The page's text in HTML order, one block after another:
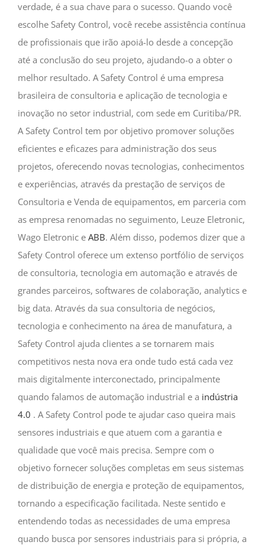
verdade, é a sua chave para o sucesso. Quando você
escolhe Safety Control, você recebe assistência contínua
de profissionais que irão apoiá-lo desde a concepção
até a conclusão do seu projeto, ajudando-o a obter o
melhor resultado. A Safety Control é uma empresa
brasileira de consultoria e aplicação de tecnologia e
inovação no setor industrial, com sede em Curitiba/PR.
A Safety Control tem por objetivo promover soluções
eficientes e eficazes para administração dos seus
projetos, oferecendo novas tecnologias, conhecimentos
e experiências, através da prestação de serviços de
Consultoria e Venda de equipamentos, em parceria com
as empresa renomadas no seguimento, Leuze Eletronic,
Wago Eletronic e ABB. Além disso, podemos dizer que a
Safety Control oferece um extenso portfólio de serviços
de consultoria, tecnologia em automação e através de
grandes parceiros, softwares de colaboração, analytics e
big data. Através da sua consultoria de negócios,
tecnologia e conhecimento na área de manufatura, a
Safety Control ajuda clientes a se tornarem mais
competitivos​ nesta nova era onde tudo está cada vez
mais digitalmente interconectado, principalmente
quando falamos de automação industrial e a indústria
4.0 . A Safety Control pode te ajudar caso queira mais
sensores industriais e que atuem com a garantia e
qualidade que você mais precisa. Sempre com o
objetivo fornecer soluções completas em seus sistemas
de distribuição de energia e proteção de equipamentos,
tornando a especificação facilitada. Neste sentido e
entendendo todas as necessidades de uma empresa
quando busca por sensores industriais para si própria, a